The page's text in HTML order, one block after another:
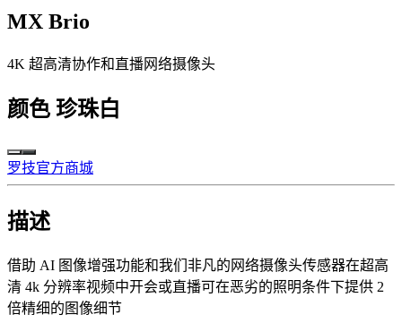
MX Brio
4K 超高清协作和直播网络摄像头
颜色 珍珠白
罗技官方商城
描述
借助 AI 图像增强功能和我们非凡的网络摄像头传感器在超高
清 4k 分辨率视频中开会或直播可在恶劣的照明条件下提供 2
倍精细的图像细节